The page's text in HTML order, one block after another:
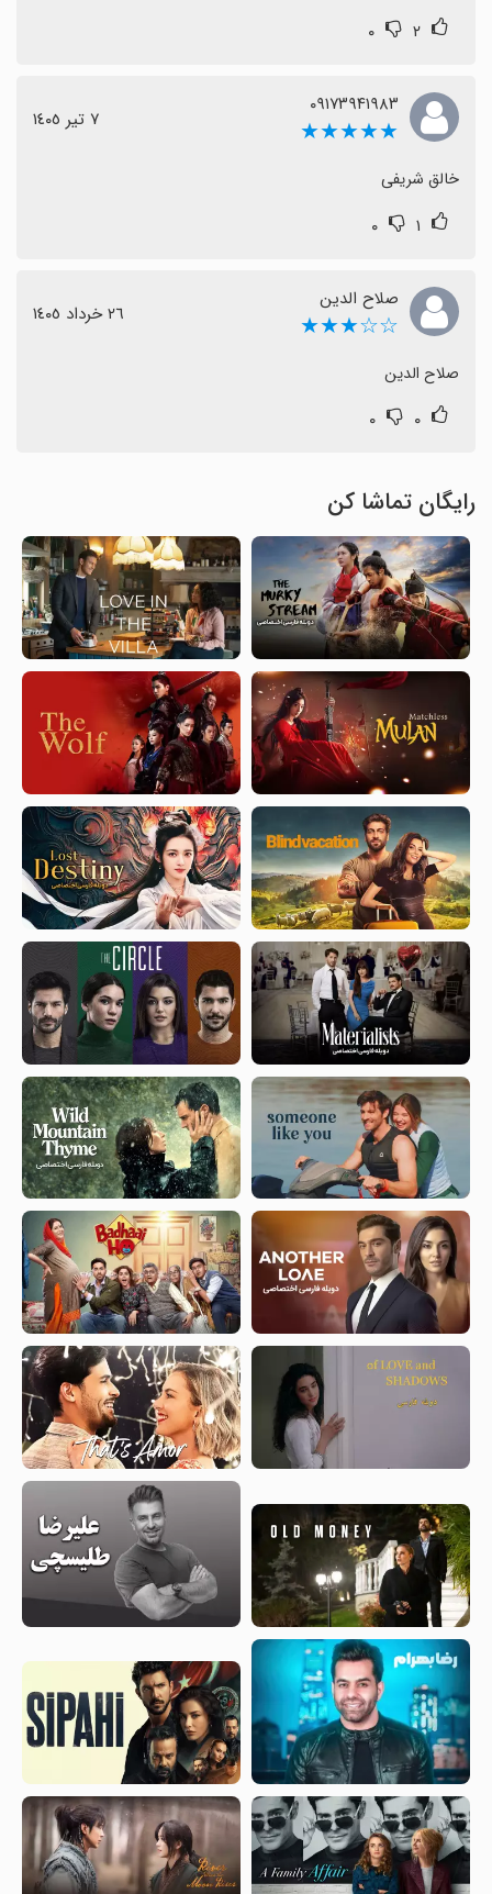
۲ ۰
۰۹۱۷۳۹۴۱۹۸۳
★★★★★ ٧ تیر ١٤٠٥
خالق شریفی
۱ ۰
صلاح الدین
☆☆★★★ ٢٦ خرداد ١٤٠٥
صلاح الدین
۰ ۰
رایگان تماشا کن